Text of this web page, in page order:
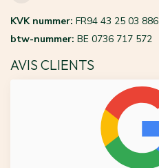
KVK nummer: FR94 43 25 03 886
btw-nummer: BE 0736 717 572
AVIS CLIENTS